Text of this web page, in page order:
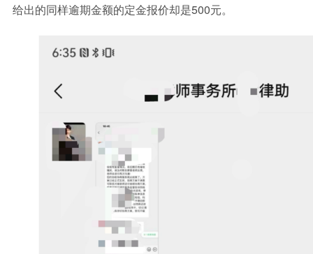
给出的同样逾期金额的定金报价却是500元。